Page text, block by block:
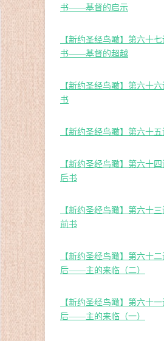
书——基督的启示
【新约圣经鸟瞰】第六十
书——基督的超越
【新约圣经鸟瞰】第六十
书
【新约圣经鸟瞰】第六十
【新约圣经鸟瞰】第六十
后书
【新约圣经鸟瞰】第六十
前书
【新约圣经鸟瞰】第六十
后——主的来临（二）
【新约圣经鸟瞰】第六十
后——主的来临（一）